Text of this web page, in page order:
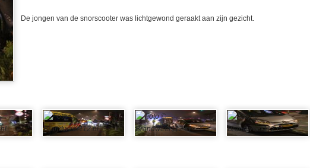
De jongen van de snorscooter was lichtgewond geraakt aan zijn gezicht.